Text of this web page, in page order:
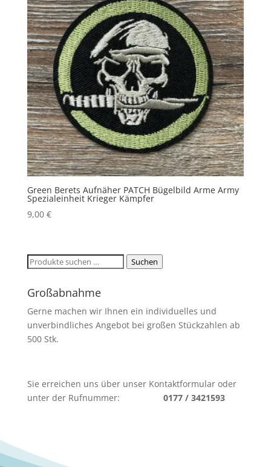
Green Berets Aufnäher PATCH Bügelbild Arme Army
Spezialeinheit Krieger Kämpfer
9,00 €
Suchen
Suchen
Großabnahme
Gerne machen wir Ihnen ein individuelles und
unverbindliches Angebot bei großen Stückzahlen ab
500 Stk.
Sie erreichen uns über unser Kontaktformular oder
unter der Rufnummer: 0177 / 3421593